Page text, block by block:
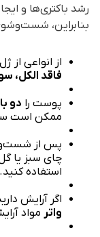
رشد باکتری‌ها و
بنابراین،
از انواعی از
فاقد الکل،
پوست را دو
ممکن است
پس از
استفاده کنید.
اگر آرایش
واتر مواد